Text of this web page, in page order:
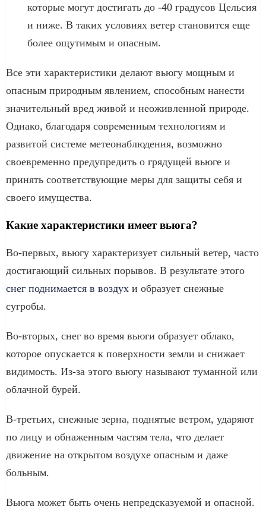
которые могут достигать до -40 градусов Цельсия
и ниже. В таких условиях ветер становится еще
более ощутимым и опасным.
Все эти характеристики делают вьюгу мощным и
опасным природным явлением, способным нанести
значительный вред живой и неоживленной природе.
Однако, благодаря современным технологиям и
развитой системе метеонаблюдения, возможно
своевременно предупредить о грядущей вьюге и
принять соответствующие меры для защиты себя и
своего имущества.
Какие характеристики имеет вьюга?
Во-первых, вьюгу характеризует сильный ветер, часто
достигающий сильных порывов. В результате этого
снег поднимается в воздух и образует снежные
сугробы.
Во-вторых, снег во время вьюги образует облако,
которое опускается к поверхности земли и снижает
видимость. Из-за этого вьюгу называют туманной или
облачной бурей.
В-третьих, снежные зерна, поднятые ветром, ударяют
по лицу и обнаженным частям тела, что делает
движение на открытом воздухе опасным и даже
больным.
Вьюга может быть очень непредсказуемой и опасной.